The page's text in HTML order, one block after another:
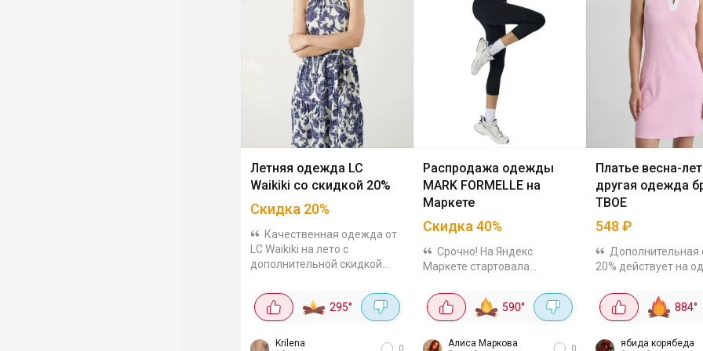
Летняя одежда LC
Waikiki со скидкой 20%
Скидка 20%
Качественная одежда от
LC Waikiki на лето с
дополнительной скидкой
для всей семьи. Например,
платье из вискозы можно
заказать всего за 762₽.
Выбор...
295°
Krilena
0
Распродажа одежды
MARK FORMELLE на
Маркете
Скидка 40%
Срочно! На Яндекс
Маркете стартовала
со скидкой 40%! Промокод
действует по подписке на
предложения долго не
590°
Алиса Маркова
0
Платье весна-
другая одежда
ТВОЕ
548 ₽
Дополнительная
20% действует на
выходит всего за
Материал из хлопка
ложится по фигуре.
884°
ябида корябеда